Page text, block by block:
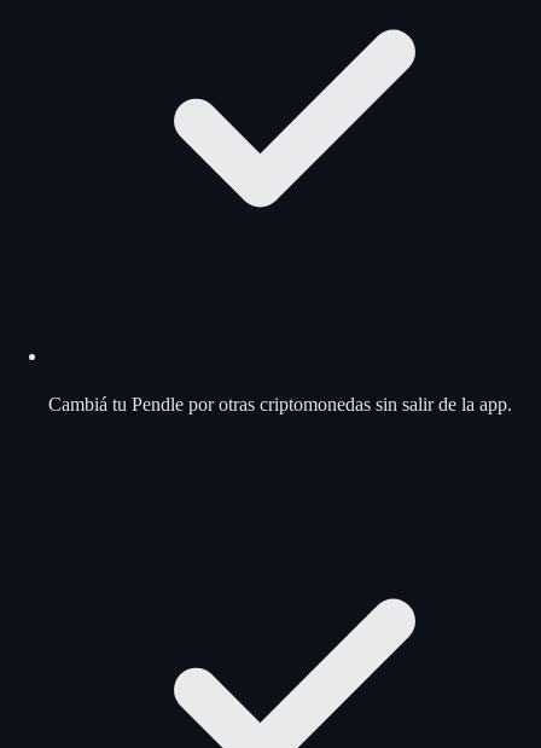
Cambiá tu Pendle por otras criptomonedas sin salir de la app.